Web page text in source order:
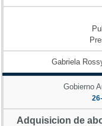
Gabriela
Gobierno
Adquisicion de